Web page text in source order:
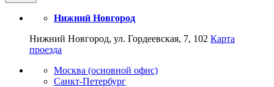
Нижний Новгород
Нижний Новгород, ул. Гордеевская, 7, 102 Карта
проезда
Москва (основной офис)
Санкт-Петербург